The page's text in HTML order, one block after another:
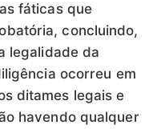
fáticas que
concluindo,
legalidade da
ocorreu em
ditames legais e
havendo qualquer